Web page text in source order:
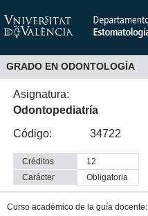
GRADO EN ODONTOLOGÍA
Asignatura:
Odontopediatría
Código:
34722
Créditos
12
Carácter
obligatoria
Curso académico de la guía docente: